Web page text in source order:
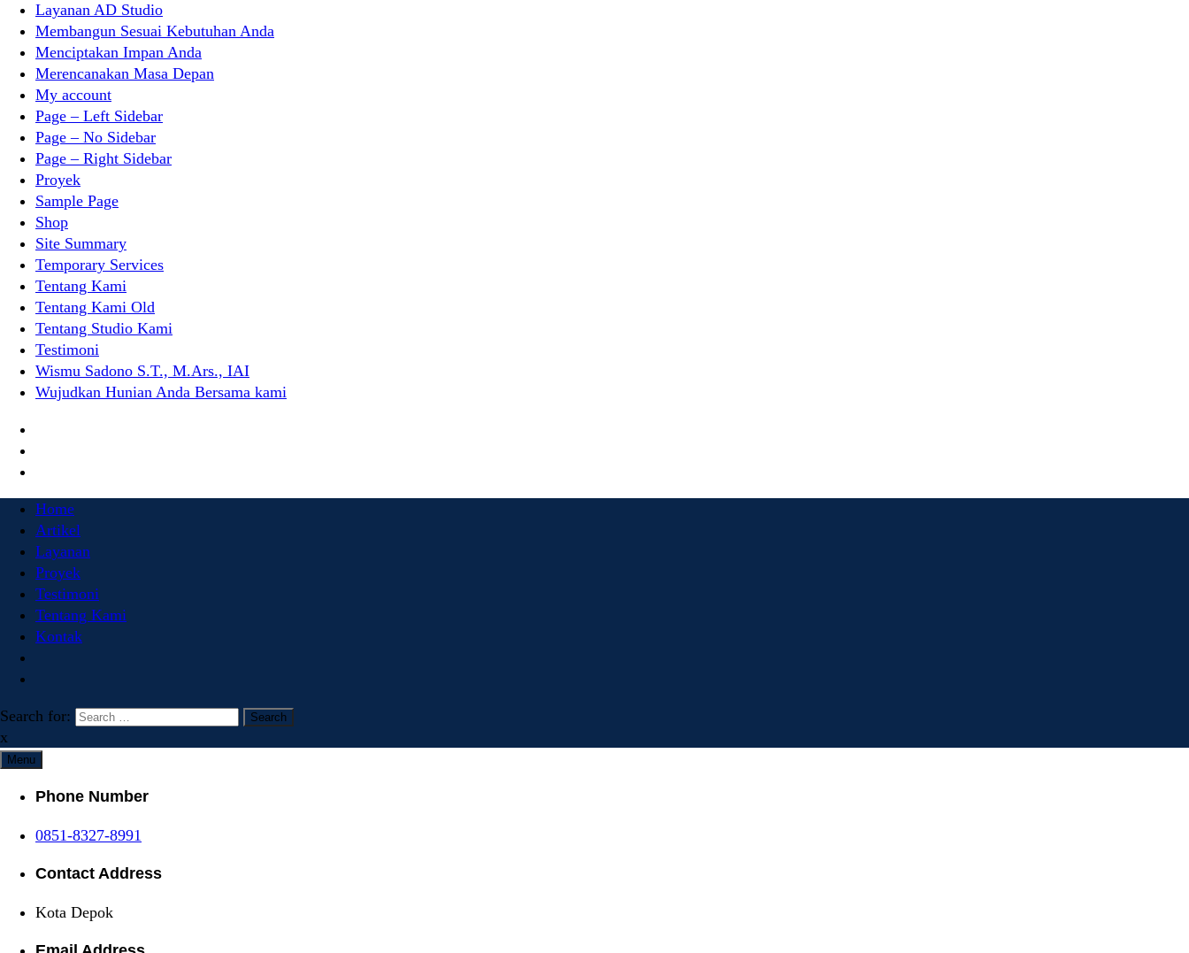
Layanan AD Studio
Membangun Sesuai Kebutuhan Anda
Menciptakan Impan Anda
Merencanakan Masa Depan
My account
Page – Left Sidebar
Page – No Sidebar
Page – Right Sidebar
Proyek
Sample Page
Shop
Site Summary
Temporary Services
Tentang Kami
Tentang Kami Old
Tentang Studio Kami
Testimoni
Wismu Sadono S.T., M.Ars., IAI
Wujudkan Hunian Anda Bersama kami
Home
Artikel
Layanan
Proyek
Testimoni
Tentang Kami
Kontak
Search for:
x
Menu
Phone Number
0851-8327-8991
Contact Address
Kota Depok